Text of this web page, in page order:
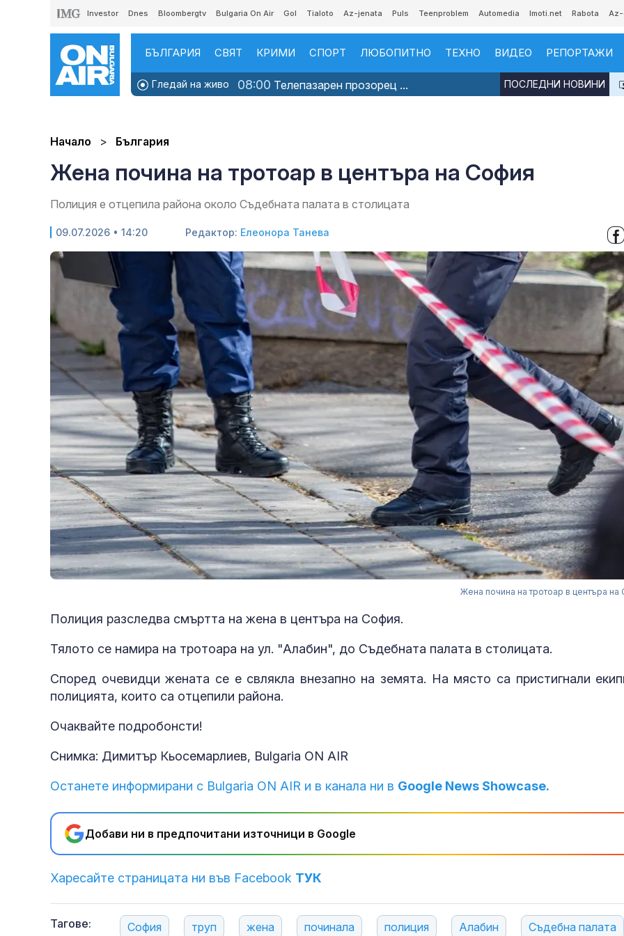
Investor Dnes Bloombergtv Bulgaria On Air Gol Tialoto Az-jenata Puls Teenproblem Automedia Imoti.net Rabota
БЪЛГАРИЯ СВЯТ КРИМИ СПОРТ ЛЮБОПИТНО ТЕХНО ВИДЕО РЕПОРТАЖИ
Гледай на живо 08:00 Телепазарен прозорец ... ПОСЛЕДНИ НОВИНИ
Начало България
Жена почина на тротоар в центъра на София
Полиция е отцепила района около Съдебната палата в столицата
09.07.2026 • 14:20 Редактор: Елеонора Танева
Жена почина на тротоар в центъра на
Полиция разследва смъртта на жена в центъра на София.
Тялото се намира на тротоара на ул. "Алабин", до Съдебната палата в столицата.
Според очевидци жената се е свлякла внезапно на земята. На място са пристигнали
полицията, които са отцепили района.
Очаквайте подробонсти!
Снимка: Димитър Кьосемарлиев, Bulgaria ON AIR
Останете информирани с Bulgaria ON AIR и в канала ни в Google News Showcase.
Добави ни в предпочитани източници в Google
Харесайте страницата ни във Facebook ТУК
Тагове: София труп жена починала полиция Алабин Съдебна палата